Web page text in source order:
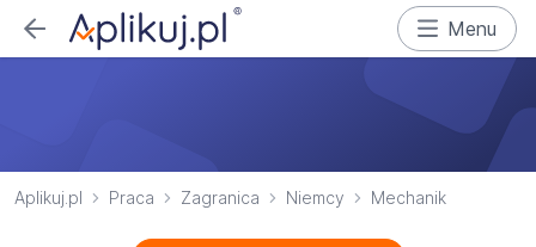
Menu
Aplikuj.pl Praca Zagranica Niemcy Mechanik